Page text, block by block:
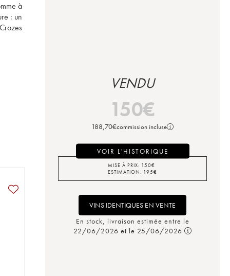
à
: un
VENDU
150€
188,70€commission incluse
VOIR L'HISTORIQUE
MISE À PRIX: 150€
ESTIMATION: 195€
VINS IDENTIQUES EN VENTE
En stock, livraison estimée entre le
22/06/2026 et le 25/06/2026